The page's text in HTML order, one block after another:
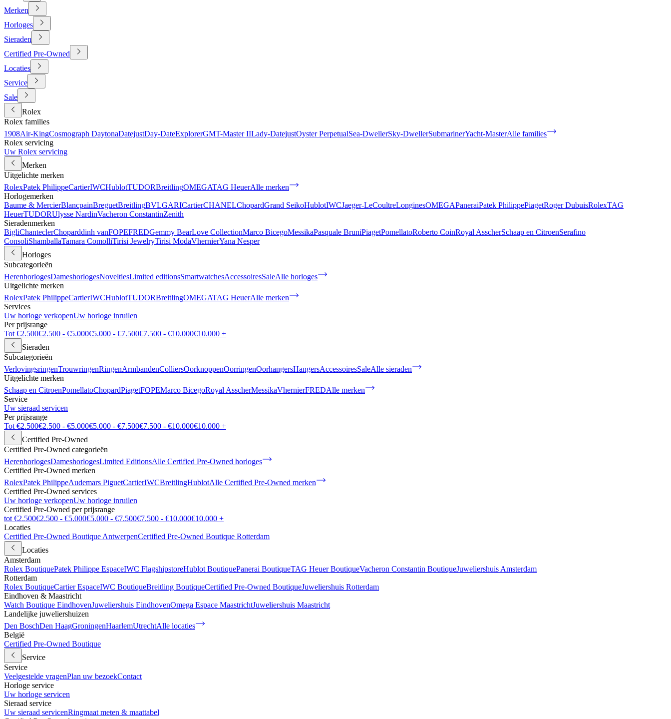
Merken
Horloges
Sieraden
Certified Pre-Owned
Locaties
Service
Sale
Rolex
Rolex families
1908Air-KingCosmograph DaytonaDatejustDay-DateExplorerGMT-Master IILady-DatejustOyster PerpetualSea-DwellerSky-DwellerSubmarinerYacht-MasterAlle families
Rolex servicing
Uw Rolex servicing
Merken
Uitgelichte merken
RolexPatek PhilippeCartierIWCHublotTUDORBreitlingOMEGATAG HeuerAlle merken
Horlogemerken
Baume & MercierBlancpainBreguetBreitlingBVLGARICartierCHANELChopardGrand SeikoHublotIWCJaeger-LeCoultreLonginesOMEGAPaneraiPatek PhilippePiagetRoger DubuisRolexTAG
HeuerTUDORUlysse NardinVacheron ConstantinZenith
Sieradenmerken
BigliChanteclerChoparddinh vanFOPEFREDGemmy BearLove CollectionMarco BicegoMessikaPasquale BruniPiagetPomellatoRoberto CoinRoyal AsscherSchaap en CitroenSerafino
ConsoliShamballaTamara ComolliTirisi JewelryTirisi ModaVhernierYana Nesper
Horloges
Subcategorieën
HerenhorlogesDameshorlogesNoveltiesLimited editionsSmartwatchesAccessoiresSaleAlle horloges
Uitgelichte merken
RolexPatek PhilippeCartierIWCHublotTUDORBreitlingOMEGATAG HeuerAlle merken
Services
Uw horloge verkopenUw horloge inruilen
Per prijsrange
Tot €2.500€2.500 - €5.000€5.000 - €7.500€7.500 - €10.000€10.000 +
Sieraden
Subcategorieën
VerlovingsringenTrouwringenRingenArmbandenColliersOorknoppenOorringenOorhangersHangersAccessoiresSaleAlle sieraden
Uitgelichte merken
Schaap en CitroenPomellatoChopardPiagetFOPEMarco BicegoRoyal AsscherMessikaVhernierFREDAlle merken
Service
Uw sieraad servicen
Per prijsrange
Tot €2.500€2.500 - €5.000€5.000 - €7.500€7.500 - €10.000€10.000 +
Certified Pre-Owned
Certified Pre-Owned categorieën
HerenhorlogesDameshorlogesLimited EditionsAlle Certified Pre-Owned horloges
Certified Pre-Owned merken
RolexPatek PhilippeAudemars PiguetCartierIWCBreitlingHublotAlle Certified Pre-Owned merken
Certified Pre-Owned services
Uw horloge verkopenUw horloge inruilen
Certified Pre-Owned per prijsrange
tot €2.500€2.500 - €5.000€5.000 - €7.500€7.500 - €10.000€10.000 +
Locaties
Certified Pre-Owned Boutique AntwerpenCertified Pre-Owned Boutique Rotterdam
Locaties
Amsterdam
Rolex BoutiquePatek Philippe EspaceIWC FlagshipstoreHublot BoutiquePanerai BoutiqueTAG Heuer BoutiqueVacheron Constantin BoutiqueJuweliershuis Amsterdam
Rotterdam
Rolex BoutiqueCartier EspaceIWC BoutiqueBreitling BoutiqueCertified Pre-Owned BoutiqueJuweliershuis Rotterdam
Eindhoven & Maastricht
Watch Boutique EindhovenJuweliershuis EindhovenOmega Espace MaastrichtJuweliershuis Maastricht
Landelijke juweliershuizen
Den BoschDen HaagGroningenHaarlemUtrechtAlle locaties
België
Certified Pre-Owned Boutique
Service
Service
Veelgestelde vragenPlan uw bezoekContact
Horloge service
Uw horloge servicen
Sieraad service
Uw sieraad servicenRingmaat meten & maattabel